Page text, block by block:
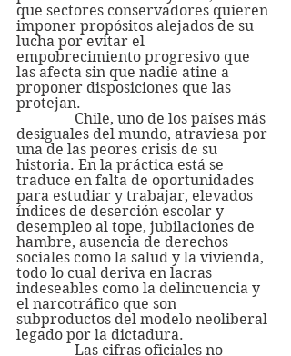
que sectores conservadores quieren
imponer propósitos alejados de su
lucha por evitar el
empobrecimiento progresivo que
las afecta sin que nadie atine a
proponer disposiciones que las
protejan.
desiguales del mundo, atraviesa por
una de las peores crisis de su
historia. En la práctica está se
traduce en falta de oportunidades
para estudiar y trabajar, elevados
índices de deserción escolar y
desempleo al tope, jubilaciones de
hambre, ausencia de derechos
sociales como la salud y la vivienda,
todo lo cual deriva en lacras
indeseables como la delincuencia y
el narcotráfico que son
subproductos del modelo neoliberal
legado por la dictadura.